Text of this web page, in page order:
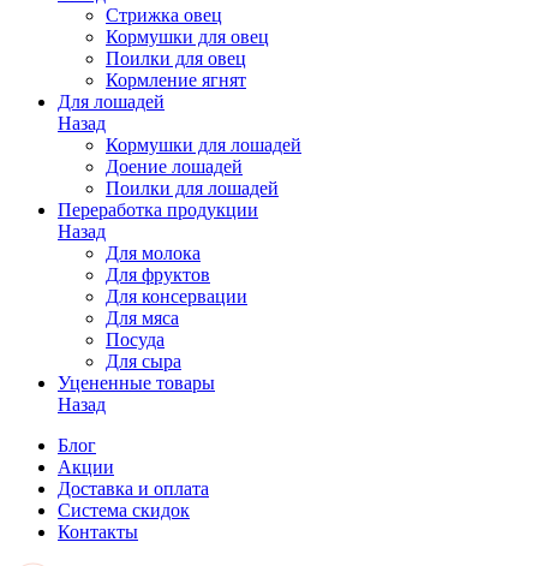
Стрижка овец
Кормушки для овец
Поилки для овец
Кормление ягнят
Для лошадей
Назад
Кормушки для лошадей
Доение лошадей
Поилки для лошадей
Переработка продукции
Назад
Для молока
Для фруктов
Для консервации
Для мяса
Посуда
Для сыра
Уцененные товары
Назад
Блог
Акции
Доставка и оплата
Система скидок
Контакты